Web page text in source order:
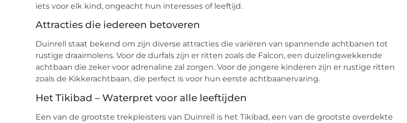
iets voor elk kind, ongeacht hun interesses of leeftijd.
Attracties die iedereen betoveren
Duinrell staat bekend om zijn diverse attracties die variëren van spannende achtbanen tot
rustige draaimolens. Voor de durfals zijn er ritten zoals de Falcon, een duizelingwekkende
achtbaan die zeker voor adrenaline zal zorgen. Voor de jongere kinderen zijn er rustige ritten
zoals de Kikkerachtbaan, die perfect is voor hun eerste achtbaanervaring.
Het Tikibad – Waterpret voor alle leeftijden
Een van de grootste trekpleisters van Duinrell is het Tikibad, een van de grootste overdekte